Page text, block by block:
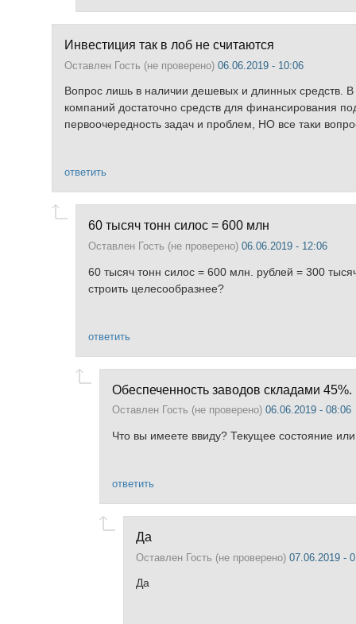
Инвестиция так в лоб не считаются
Оставлен Гость (не проверено) 06.06.2019 - 10:06
Вопрос лишь в наличии дешевых и длинных средств.
компаний достаточно средств для финансирования
первоочередность задач и проблем, НО все таки
ответить
60 тысяч тонн силос = 600 млн
Оставлен Гость (не проверено) 06.06.2019 - 12:06
60 тысяч тонн силос = 600 млн. рублей = 300
строить целесообразнее?
ответить
Обеспеченность заводов складами 45%.
Оставлен Гость (не проверено) 06.06.2019 - 08:06
Что вы имеете ввиду? Текущее состояние
ответить
Да
Оставлен Гость (не проверено) 07.06.2019 -
Да